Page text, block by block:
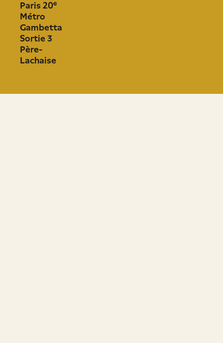
Paris 20e
Métro
Gambetta
Sortie 3
Père-
Lachaise